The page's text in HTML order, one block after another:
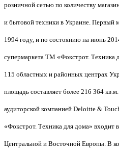
розничной сетью по количеству
и бытовой техники в Украине . Первый
1994 году, и по состоянию на июнь
супермаркета ТМ «Фокстрот. Техника
115 областных и районных центрах
площадь составляет более 216 364
аудиторской компанией Deloitte &
«Фокстрот. Техника для дома» входит
Центральной и Восточной Европы. В